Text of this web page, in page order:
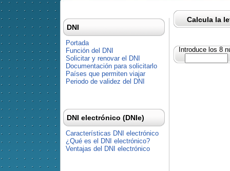
Calcula la
Introduce los 8
DNI
Portada
Función del DNI
Solicitar y renovar el DNI
Documentación para solicitarlo
Países que permiten viajar
Periodo de validez del DNI
DNI electrónico (DNIe)
Características DNI electrónico
¿Qué es el DNI electrónico?
Ventajas del DNI electrónico